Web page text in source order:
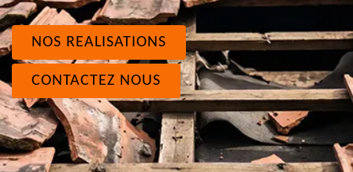
NOS REALISATIONS
CONTACTEZ NOUS